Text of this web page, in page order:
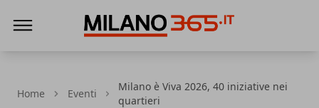
Home Eventi
Milano è Viva 2026, 40 iniziative nei
quartieri